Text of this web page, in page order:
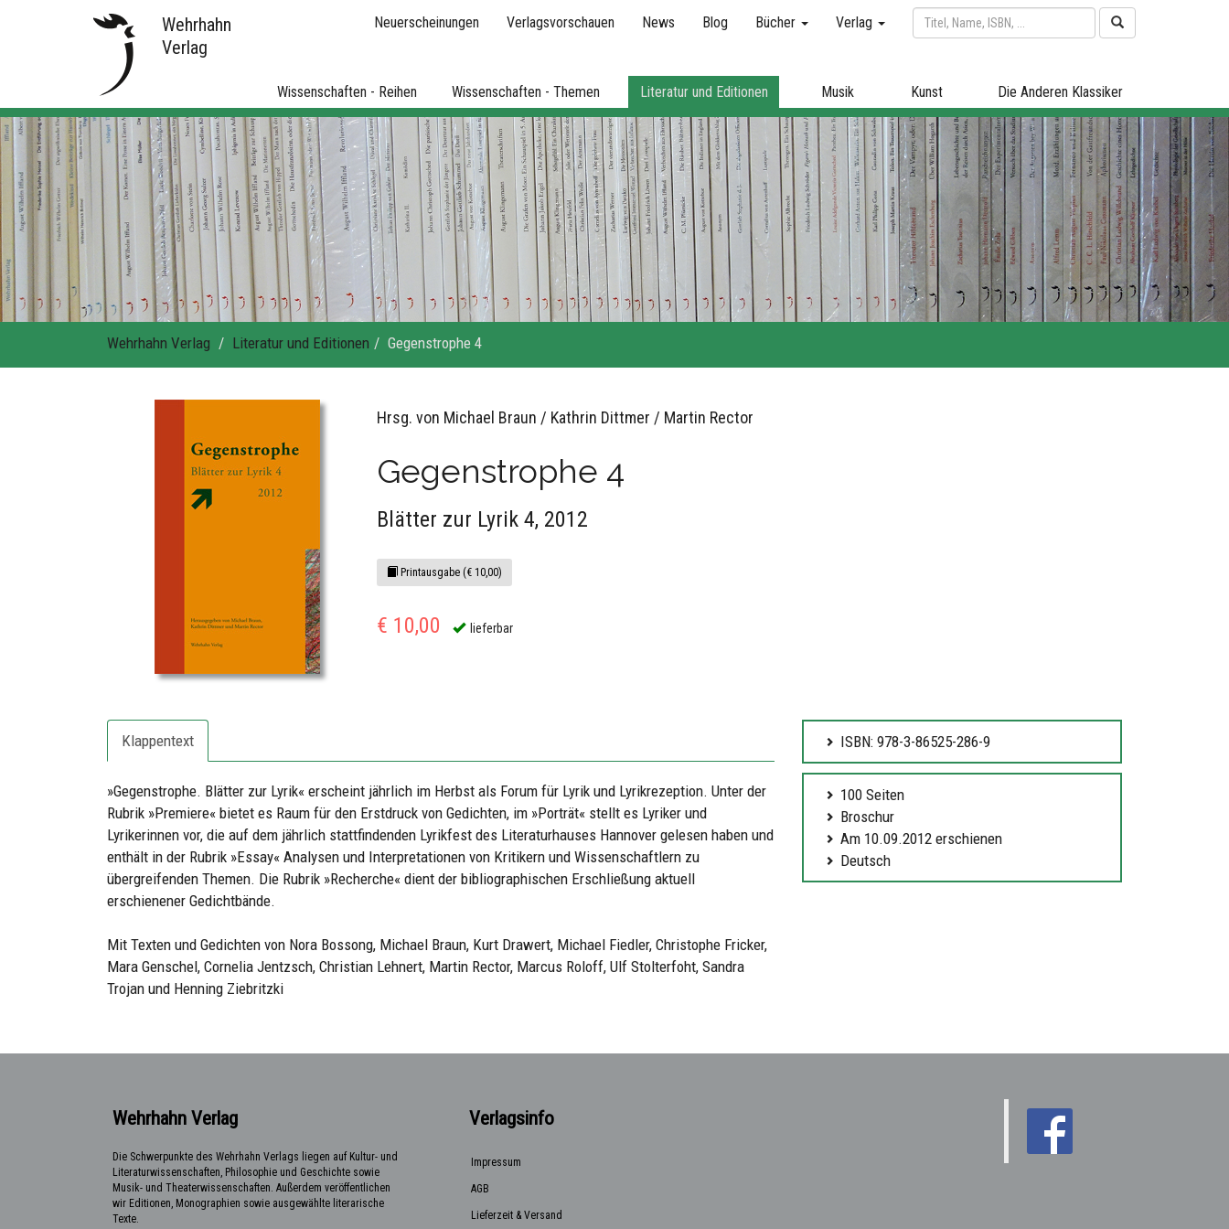
Wehrhahn
Verlag
Neuerscheinungen Verlagsvorschauen News Blog Bücher Verlag
Wissenschaften - Reihen Wissenschaften - Themen Literatur und Editionen Musik Kunst Die Anderen Klassiker
Wehrhahn Verlag Literatur und Editionen Gegenstrophe 4
Hrsg. von Michael Braun / Kathrin Dittmer / Martin Rector
Gegenstrophe 4
Blätter zur Lyrik 4, 2012
Printausgabe (€ 10,00)
€ 10,00 lieferbar
Klappentext
»Gegenstrophe. Blätter zur Lyrik« erscheint jährlich im Herbst als Forum für Lyrik und Lyrikrezeption. Unter der
Rubrik »Premiere« bietet es Raum für den Erstdruck von Gedichten, im »Porträt« stellt es Lyriker und
Lyrikerinnen vor, die auf dem jährlich stattfindenden Lyrikfest des Literaturhauses Hannover gelesen haben und
enthält in der Rubrik »Essay« Analysen und Interpretationen von Kritikern und Wissenschaftlern zu
übergreifenden Themen. Die Rubrik »Recherche« dient der bibliographischen Erschließung aktuell
erschienener Gedichtbände.
Mit Texten und Gedichten von Nora Bossong, Michael Braun, Kurt Drawert, Michael Fiedler, Christophe Fricker,
Mara Genschel, Cornelia Jentzsch, Christian Lehnert, Martin Rector, Marcus Roloff, Ulf Stolterfoht, Sandra
Trojan und Henning Ziebritzki
ISBN: 978-3-86525-286-9
100 Seiten
Broschur
Am 10.09.2012 erschienen
Deutsch
Wehrhahn Verlag
Die Schwerpunkte des Wehrhahn Verlags liegen auf Kultur- und
Literaturwissenschaften, Philosophie und Geschichte sowie
Musik- und Theaterwissenschaften. Außerdem veröffentlichen
wir Editionen, Monographien sowie ausgewählte literarische
Texte.
Verlagsinfo
Impressum
AGB
Lieferzeit & Versand